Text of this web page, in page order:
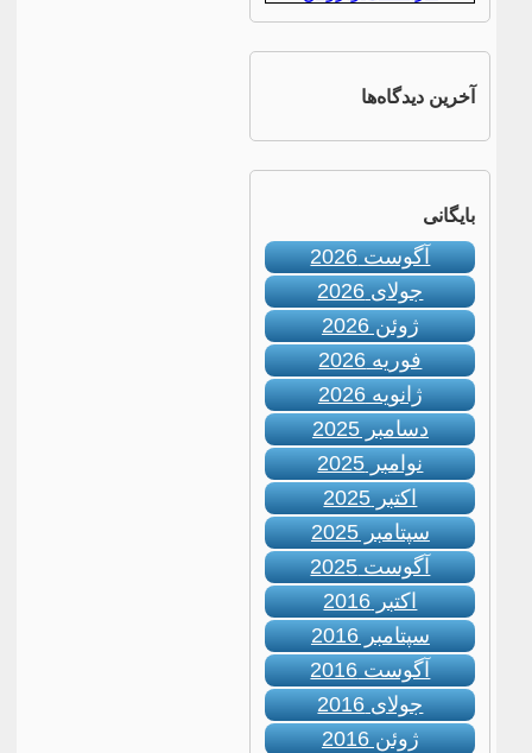
آخرین دیدگاه‌ها
بایگانی
آگوست 2026
جولای 2026
ژوئن 2026
فوریه 2026
ژانویه 2026
دسامبر 2025
نوامبر 2025
اکتبر 2025
سپتامبر 2025
آگوست 2025
اکتبر 2016
سپتامبر 2016
آگوست 2016
جولای 2016
ژوئن 2016